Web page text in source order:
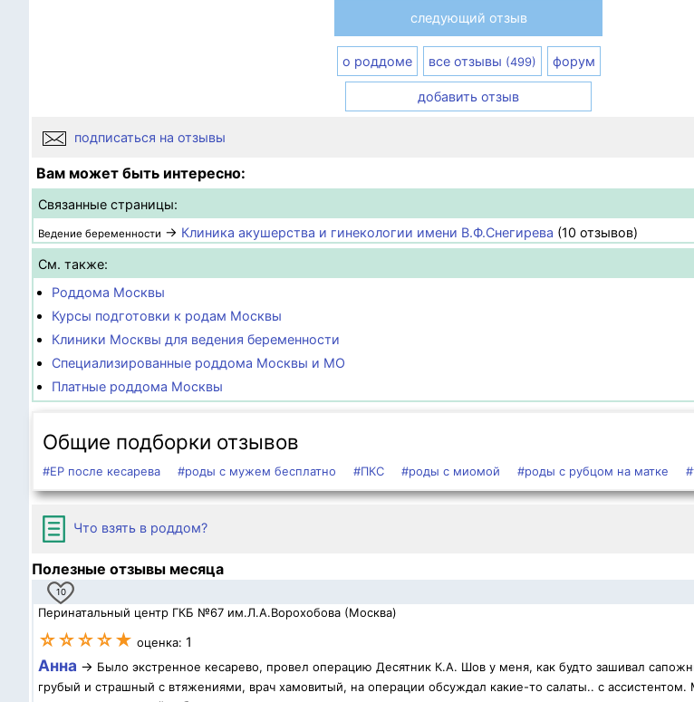
следующий отзыв
о роддоме все отзывы (499) форум
добавить отзыв
подписаться на отзывы
Вам может быть интересно:
Связанные страницы:
Ведение беременности → Клиника акушерства и гинекологии имени В.Ф.Снегирева (10 отзывов)
См. также:
Роддома Москвы
Курсы подготовки к родам Москвы
Клиники Москвы для ведения беременности
Специализированные роддома Москвы и МО
Платные роддома Москвы
Общие подборки отзывов
#ЕР после кесарева #роды с мужем бесплатно #ПКС #роды с миомой #роды с рубцом на матке
Что взять в роддом?
Полезные отзывы месяца
10
Перинатальный центр ГКБ №67 им.Л.А.Ворохобова (Москва)
☆☆☆☆★ оценка: 1
Анна → Было экстренное кесарево, провел операцию Десятник К.А. Шов у меня, как будто зашивал
грубый и страшный с втяжениями, врач хамовитый, на операции обсуждал какие-то салаты.. с ассистентом.